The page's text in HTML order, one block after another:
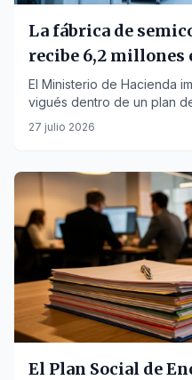
La fábrica de
recibe 6,2 millones
El Ministerio de Hacienda
vigués dentro de un plan
moviliza 281 millones.
27 julio 2026
El Plan Social de